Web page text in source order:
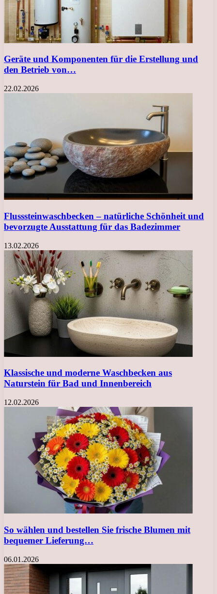
Geräte und Komponenten für die Erstellung und
den Betrieb von…
22.02.2026
Flusssteinwaschbecken – natürliche Schönheit und
bevorzugte Ausstattung für das Badezimmer
13.02.2026
Klassische und moderne Waschbecken aus
Naturstein für Bad und Innenbereich
12.02.2026
So wählen und bestellen Sie frische Blumen mit
bequemer Lieferung…
06.01.2026